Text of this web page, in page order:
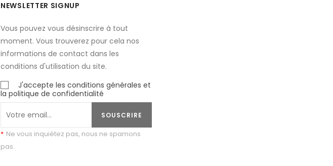
NEWSLETTER SIGNUP
Vous pouvez vous désinscrire à tout
moment. Vous trouverez pour cela nos
informations de contact dans les
conditions d'utilisation du site.
J'accepte les conditions générales et
la politique de confidentialité
SOUSCRIRE
* Ne vous inquiétez pas, nous ne spamons
pas.